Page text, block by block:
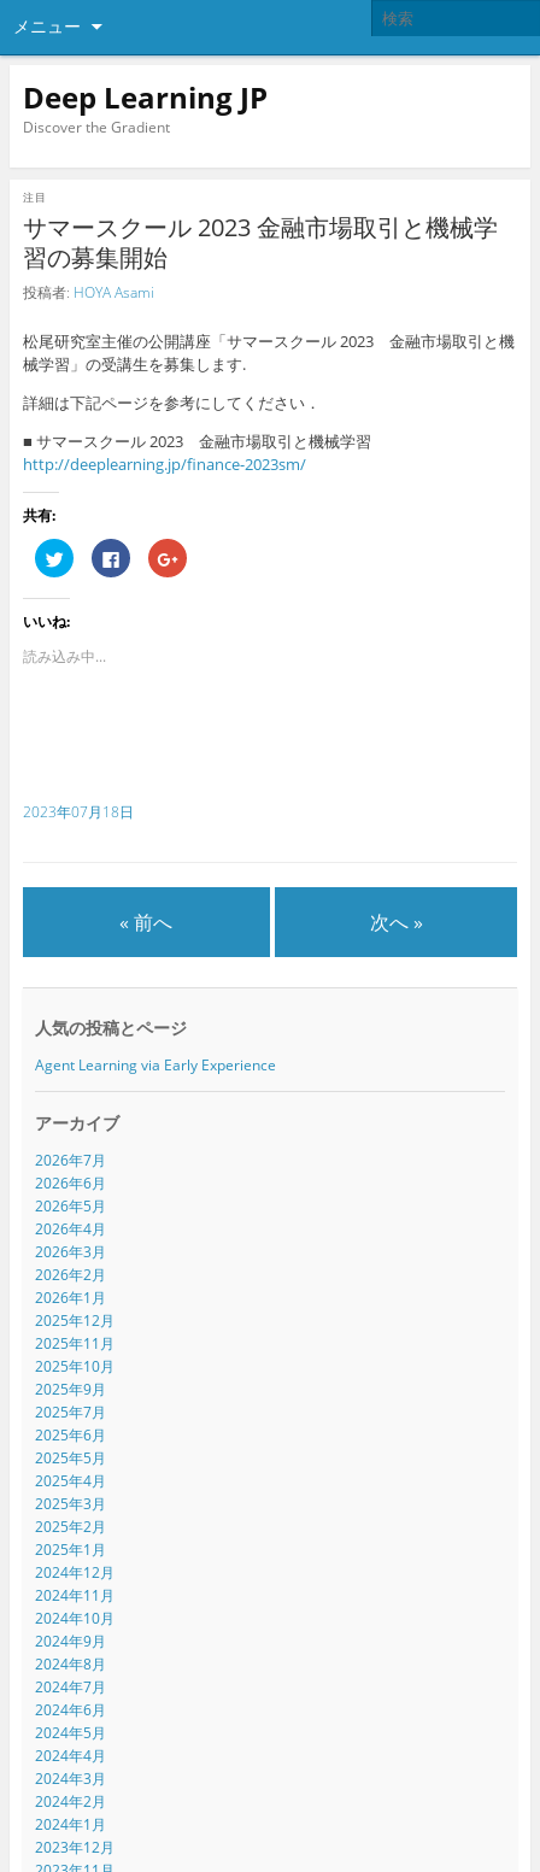
メニュー
Deep Learning JP
Discover the Gradient
サマースクール 2023 金融市場取引と機械学
習の募集開始
注目
投稿者: HOYA Asami
松尾研究室主催の公開講座「サマースクール 2023 金融市場取引と機
械学習」の受講生を募集します.
詳細は下記ページを参考にしてください．
■ サマースクール 2023 金融市場取引と機械学習
http://deeplearning.jp/finance-2023sm/
共有:
ク
リ
ク
て
w
i
し
ド
ま
)
F
a
ッ
ク
さ
(
新
い
ィ
ド
ウ
開
き
ま
ク
リ
ド
ま
)
いいね:
読み込み中...
2023年07月18日
« 前へ 次へ »
人気の投稿とページ
Agent Learning via Early Experience
アーカイブ
2026年7月
2026年6月
2026年5月
2026年4月
2026年3月
2026年2月
2026年1月
2025年12月
2025年11月
2025年10月
2025年9月
2025年7月
2025年6月
2025年5月
2025年4月
2025年3月
2025年2月
2025年1月
2024年12月
2024年11月
2024年10月
2024年9月
2024年8月
2024年7月
2024年6月
2024年5月
2024年4月
2024年3月
2024年2月
2024年1月
2023年12月